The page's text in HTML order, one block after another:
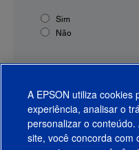
Sim
Não
A EPSON utiliza
experiência, analisar o
personalizar o
site, você concorda com